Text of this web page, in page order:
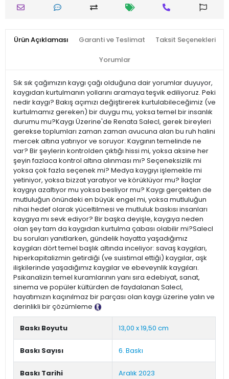
Ürün Açıklaması Garanti ve Teslimat Taksit Seçenekleri
Yorumlar
Sık sık çağımızın kaygı çağı olduğuna dair yorumlar duyuyor,
kaygıdan kurtulmanın yollarını aramaya teşvik ediliyoruz. Peki
nedir kaygı? Bakış açımızı değiştirerek kurtulabileceğimiz (ve
kurtulmamız gereken) bir duygu mu, yoksa temel bir insanlık
durumu mu?Kaygı Üzerine'de Renata Salecl, gerek bireyleri
gerekse toplumları zaman zaman avucuna alan bu ruh halini
mercek altına yatırıyor ve soruyor: Kaygının temelinde ne
var? Bir şeylerin kontrolden çıktığı hissi mi, yoksa aksine her
şeyin fazlaca kontrol altına alınması mı? Seçeneksizlik mi
yoksa çok fazla seçenek mi? Medya kaygıyı işlemekle mi
yetiniyor, yoksa bizzat yaratıyor ve körüklüyor mu? İlaçlar
kaygıyı azaltıyor mu yoksa besliyor mu? Kaygı gerçekten de
mutluluğun önündeki en büyük engel mi, yoksa mutluluğun
nihai hedef olarak yüceltilmesi ve mutluluk baskısı insanları
kaygıya mı sevk ediyor? Bir başka deyişle, kaygıya neden
olan şey tam da kaygıdan kurtulma çabası olabilir mi?Salecl
bu soruları yanıtlarken, gündelik hayatta yaşadığımız
kaygıları dört temel başlık altında inceliyor: savaş kaygıları,
hiperkapitalizmin getirdiği (ve suistimal ettiği) kaygılar, aşk
ilişkilerinde yaşadığımız kaygılar ve ebeveynlik kaygıları.
Psikanalizin temel kuramlarının yanı sıra edebiyat, sanat,
sinema ve popüler kültürden de faydalanan Salecl,
hayatımızın kaçınılmaz bir parçası olan kaygı üzerine yalın ve
derinlikli bir çözümleme
Baskı Boyutu 13,00 x 19,50 cm
Baskı Sayısı 6. Baskı
Baskı Tarihi Aralık 2023